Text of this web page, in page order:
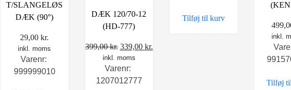
T/SLANGELØS
DÆK (90°)
29,00kr.
inkl. moms
Varenr:
999999010
DÆK 120/70-12
(HD-777)
399,00kr. Den
oprindelige
pris
var:
339,00 kr.Den
inkl. moms
Varenr:
1207012777
Tilføj til kurv
inkl.
Tilføj